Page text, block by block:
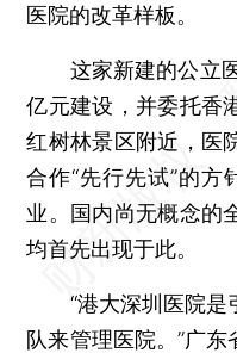
医院的改革样板。
这家新建的公立医
亿元建设，并委托香
红树林景区附近，医
合作“先行先试”的
业。国内尚无概念的
均首先出现于此。
“港大深圳医院是
队来管理医院。”广